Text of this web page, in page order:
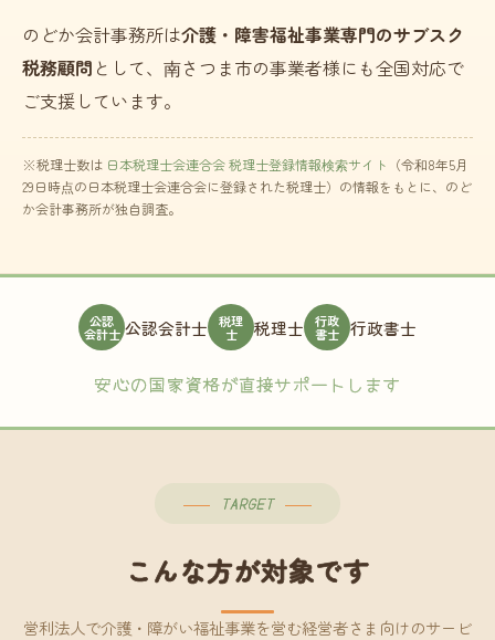
のどか会計事務所は介護・障害福祉事業専門のサブスク
税務顧問 として、南さつま市の事業者様にも全国対応で
ご支援しています。
※税理士数は 日本税理士会連合会 税理士登録情報検索サイト （令和8年5月
29日時点の日本税理士会連合会に登録された税理士）の情報をもとに、のど
か会計事務所が独自調査。
公認
会計士 公認会計士 税理
士 税理士 行政
書士 行政書士
安心の国家資格が直接サポートします
TARGET
こんな方が対象です
営利法人で介護・障がい福祉事業を営む経営者さま向けのサービ